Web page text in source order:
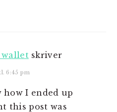
skriver
6:45 pm
how I ended up
this post was